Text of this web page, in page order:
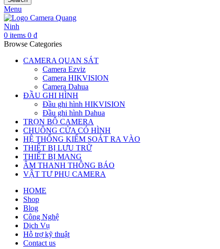
Menu
0 items 0 ₫
Browse Categories
CAMERA QUAN SÁT
Camera Ezviz
Camera HIKVISION
Camera Dahua
ĐẦU GHI HÌNH
Đầu ghi hình HIKVISION
Đầu ghi hình Dahua
TRỌN BỘ CAMERA
CHUÔNG CỬA CÓ HÌNH
HỆ THỐNG KIỂM SOÁT RA VÀO
THIẾT BỊ LƯU TRỮ
THIẾT BỊ MẠNG
ÂM THANH THÔNG BÁO
VẬT TƯ PHỤ CAMERA
HOME
Shop
Blog
Công Nghệ
Dịch Vụ
Hỗ trợ kỹ thuật
Contact us